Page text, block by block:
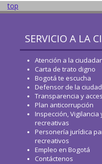
top
SERVICIO A LA
Atención a la
Carta de trato digno
Bogotá te escucha
Defensor de la
Transparencia y
Plan anticorrupción
Inspección, Vigilancia
recreativas
Personería jurídica
recreativos
Empleo en Bogotá
Contáctenos